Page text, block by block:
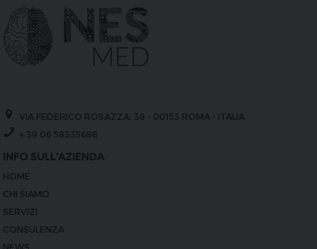
VIA FEDERICO ROSAZZA, 38 - 00153 ROMA - ITALIA
+ 39 06 58335686
INFO SULL'AZIENDA
HOME
CHI SIAMO
SERVIZI
CONSULENZA
NEWS